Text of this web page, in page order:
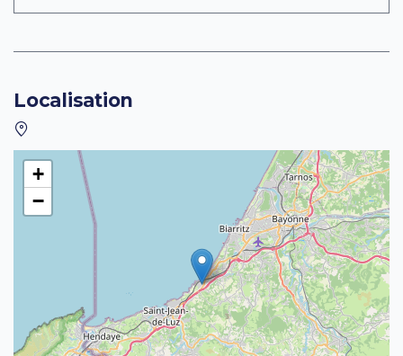
Localisation
+
−